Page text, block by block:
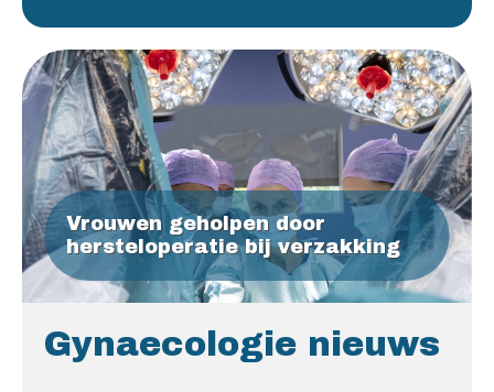
Vrouwen geholpen door
hersteloperatie bij verzakking
Gynaecologie nieuws